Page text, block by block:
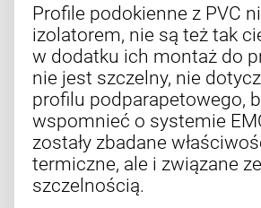
Profile podokienne z PVC
izolatorem, nie są też tak
w dodatku ich montaż do
nie jest szczelny, nie
profilu podparapetowego,
wspomnieć o systemie
zostały zbadane
termiczne, ale i związane ze
szczelnością.